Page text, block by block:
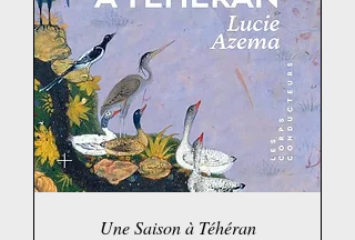
Une Saison à Téhéran